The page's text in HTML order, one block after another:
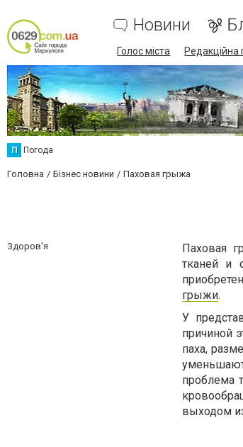
Новини
Голос міста Редакційна
П Погода
Головна Бізнес новини Паховая грыжа
Здоров'я
Паховая
тканей и
грыжи.
У
причиной
паха,
проблема
выходом